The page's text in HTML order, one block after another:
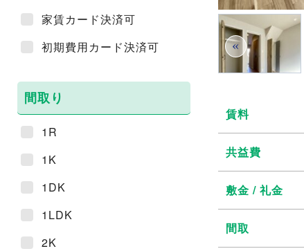
家賃カード決済可
初期費用カード決済可
間取り
1R
1K
1DK
1LDK
2K
«
賃料
共益費
敷金 / 礼金
間取